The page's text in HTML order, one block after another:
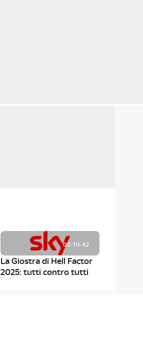
00:10:42
La Giostra di Hell Factor
2025: tutti contro tutti